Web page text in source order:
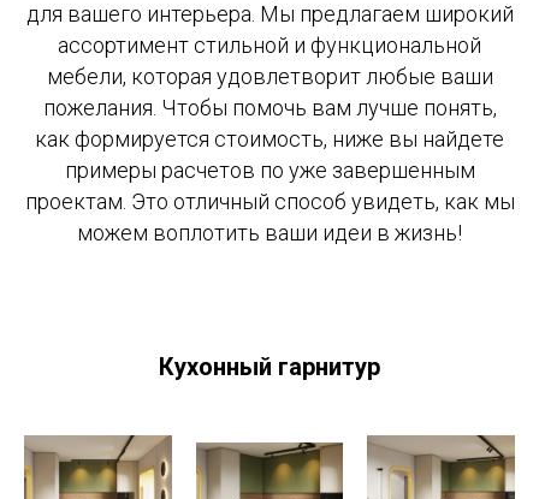
для вашего интерьера. Мы предлагаем широкий
ассортимент стильной и функциональной
мебели, которая удовлетворит любые ваши
пожелания. Чтобы помочь вам лучше понять,
как формируется стоимость, ниже вы найдете
примеры расчетов по уже завершенным
проектам. Это отличный способ увидеть, как мы
можем воплотить ваши идеи в жизнь!
Кухонный гарнитур